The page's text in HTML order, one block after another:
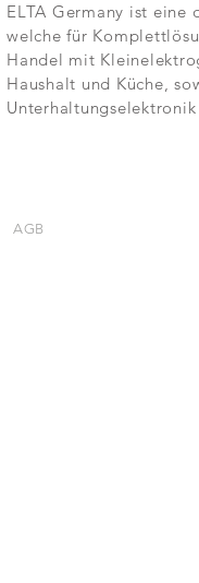
ELTA Germany ist eine
welche für
Handel mit
Haushalt und Küche,
AGB